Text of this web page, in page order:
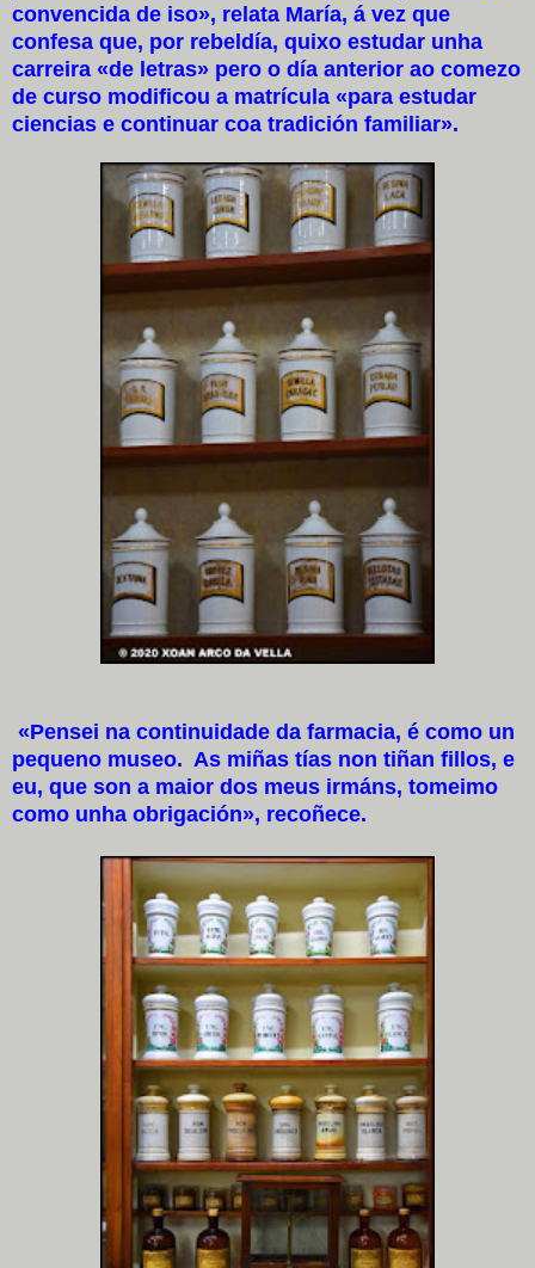
convencida de iso», relata María, á vez que
confesa que, por rebeldía, quixo estudar unha
carreira «de letras» pero o día anterior ao comezo
de curso modificou a matrícula «para estudar
ciencias e continuar coa tradición familiar».
«Pensei na continuidade da farmacia, é como un
pequeno museo. As miñas tías non tiñan fillos, e
eu, que son a maior dos meus irmáns, tomeimo
como unha obrigación», recoñece.